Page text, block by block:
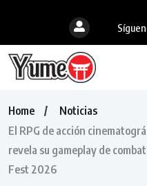
Home
Noticias
El RPG de acción
revela su gameplay de
Fest 2026